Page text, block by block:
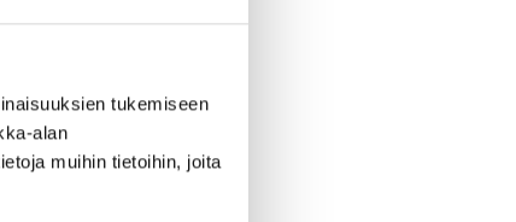
tukemiseen
alan
muihin tietoihin, joita